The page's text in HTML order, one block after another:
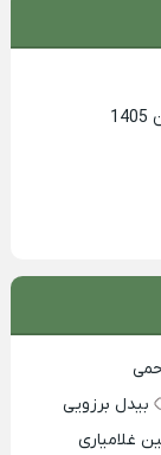
بیدل برزویی
غلامیاری